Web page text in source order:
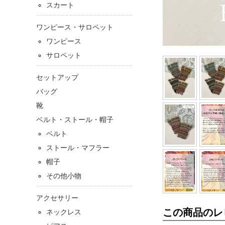
この商品の
スカート
ワンピース・サロペット
ワンピース
サロペット
セットアップ
バッグ
靴
ベルト・ストール・帽子
ベルト
ストール・マフラー
帽子
その他小物
アクセサリー
ネックレス